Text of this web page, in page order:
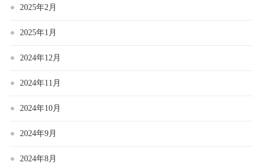
2025年2月
2025年1月
2024年12月
2024年11月
2024年10月
2024年9月
2024年8月